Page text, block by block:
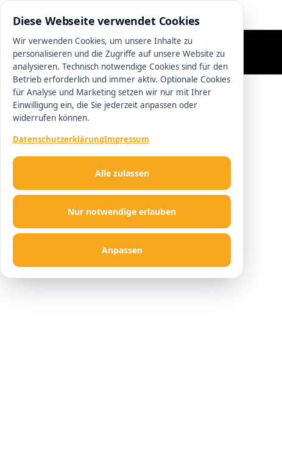
0511 13221100
Diese Webseite verwendet Cookies
Wir verwenden Cookies, um unsere Inhalte zu
personalisieren und die Zugriffe auf unsere Website zu
analysieren. Technisch notwendige Cookies sind für den
Betrieb erforderlich und immer aktiv. Optionale Cookies
für Analyse und Marketing setzen wir nur mit Ihrer
Einwilligung ein, die Sie jederzeit anpassen oder
widerrufen können.
DatenschutzerklärungImpressum
Nur notwendige erlauben
Anpassen
Alle zulassen